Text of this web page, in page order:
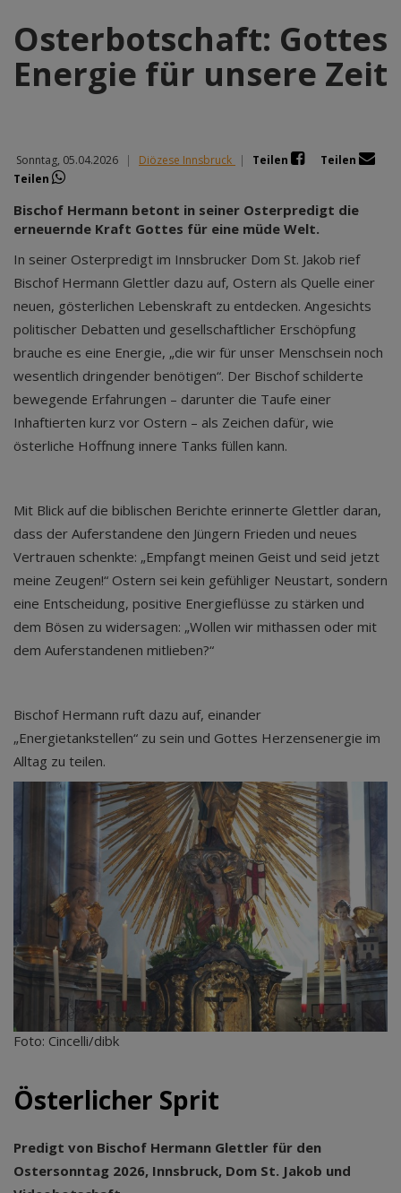
Osterbotschaft: Gottes
Energie für unsere Zeit
Sonntag, 05.04.2026 | Diözese Innsbruck | Teilen
Teilen
Teilen
Bischof Hermann betont in seiner Osterpredigt die
erneuernde Kraft Gottes für eine müde Welt.
In seiner Osterpredigt im Innsbrucker Dom St. Jakob rief
Bischof Hermann Glettler dazu auf, Ostern als Quelle einer
neuen, gösterlichen Lebenskraft zu entdecken. Angesichts
politischer Debatten und gesellschaftlicher Erschöpfung
brauche es eine Energie, „die wir für unser Menschsein noch
wesentlich dringender benötigen“. Der Bischof schilderte
bewegende Erfahrungen – darunter die Taufe einer
Inhaftierten kurz vor Ostern – als Zeichen dafür, wie
österliche Hoffnung innere Tanks füllen kann.
Mit Blick auf die biblischen Berichte erinnerte Glettler daran,
dass der Auferstandene den Jüngern Frieden und neues
Vertrauen schenkte: „Empfangt meinen Geist und seid jetzt
meine Zeugen!“ Ostern sei kein gefühliger Neustart, sondern
eine Entscheidung, positive Energieflüsse zu stärken und
dem Bösen zu widersagen: „Wollen wir mithassen oder mit
dem Auferstandenen mitlieben?“
Bischof Hermann ruft dazu auf, einander
„Energietankstellen“ zu sein und Gottes Herzensenergie im
Alltag zu teilen.
Foto: Cincelli/dibk
Österlicher Sprit
Predigt von Bischof Hermann Glettler für den
Ostersonntag 2026, Innsbruck, Dom St. Jakob und